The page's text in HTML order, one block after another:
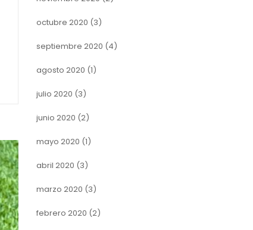
octubre 2020 (3)
septiembre 2020 (4)
agosto 2020 (1)
julio 2020 (3)
junio 2020 (2)
mayo 2020 (1)
abril 2020 (3)
marzo 2020 (3)
febrero 2020 (2)